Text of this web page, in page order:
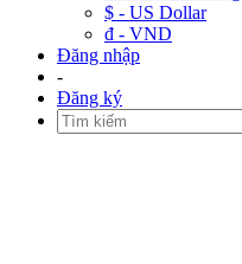
$ - US Dollar
đ - VND
Đăng nhập
-
Đăng ký